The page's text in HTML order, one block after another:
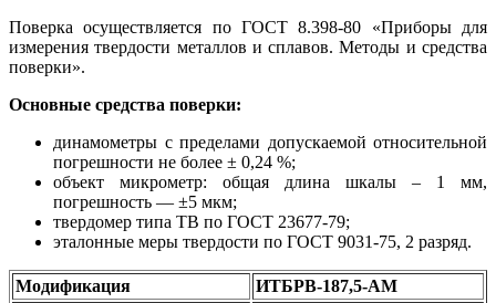
Поверка осуществляется по ГОСТ 8.398-80 «Приборы для
измерения твердости металлов и сплавов. Методы и средства
поверки».
Основные средства поверки:
динамометры с пределами допускаемой относительной
погрешности не более ± 0,24 %;
объект микрометр: общая длина шкалы – 1 мм,
погрешность — ±5 мкм;
твердомер типа ТВ по ГОСТ 23677-79;
эталонные меры твердости по ГОСТ 9031-75, 2 разряд.
Модификация ИТБРВ-187,5-АМ